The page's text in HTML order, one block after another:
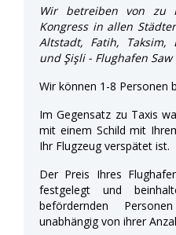
Wir betreiben von zu
Kongress in allen
Altstadt, Fatih, Taksim,
und Şişli - Flughafen
Wir können 1-8 Personen
Im Gegensatz zu Taxis
mit einem Schild mit
Ihr Flugzeug verspätet ist.
Der Preis Ihres
festgelegt und
befördernden
unabhängig von ihrer